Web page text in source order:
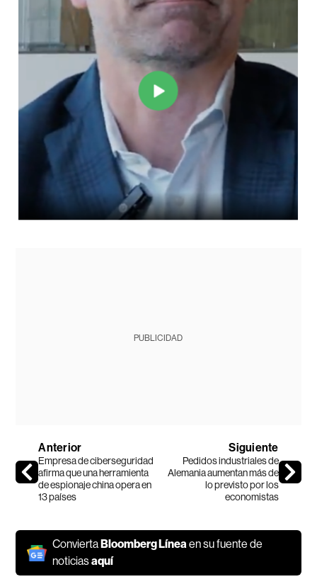
PUBLICIDAD
Anterior
Empresa de ciberseguridad
afirma que una herramienta
de espionaje china opera en
13 países
Siguiente
Pedidos industriales de
Alemania aumentan más de
lo previsto por los
economistas
Convierta Bloomberg Líneaen su fuente de
noticiasaquí